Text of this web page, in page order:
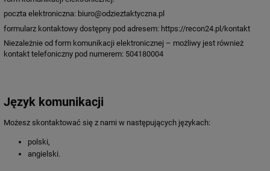
poczta elektroniczna: biuro@odzieztaktyczna.pl
formularz kontaktowy dostępny pod adresem: https://recon24.pl/kontakt
Niezależnie od form komunikacji elektronicznej – możliwy jest również
kontakt telefoniczny pod numerem: 504180004
Język komunikacji
Możesz skontaktować się z nami w następujących językach:
polski,
angielski.